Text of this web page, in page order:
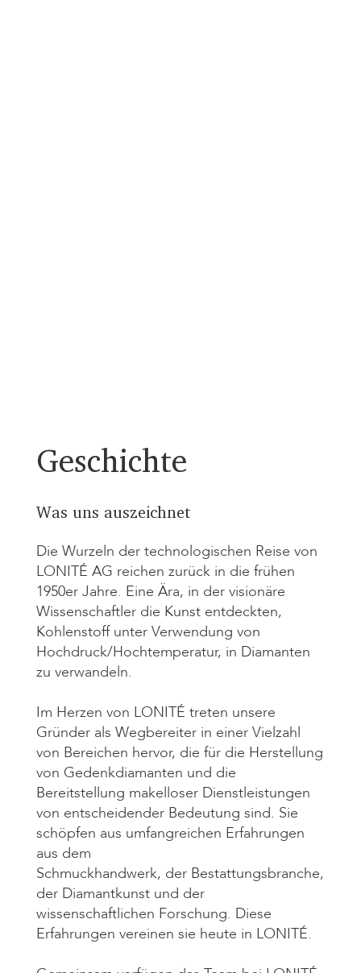
Geschichte
Was uns auszeichnet
Die Wurzeln der technologischen Reise von
LONITÉ AG reichen zurück in die frühen
1950er Jahre. Eine Ära, in der visionäre
Wissenschaftler die Kunst entdeckten,
Kohlenstoff unter Verwendung von
Hochdruck/Hochtemperatur, in Diamanten
zu verwandeln.
Im Herzen von LONITÉ treten unsere
Gründer als Wegbereiter in einer Vielzahl
von Bereichen hervor, die für die Herstellung
von Gedenkdiamanten und die
Bereitstellung makelloser Dienstleistungen
von entscheidender Bedeutung sind. Sie
schöpfen aus umfangreichen Erfahrungen
aus dem
Schmuckhandwerk, der Bestattungsbranche,
der Diamantkunst und der
wissenschaftlichen Forschung. Diese
Erfahrungen vereinen sie heute in LONITÉ.